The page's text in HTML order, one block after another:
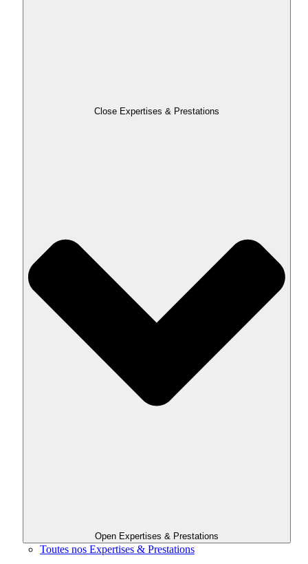
Close Expertises & Prestations
Open Expertises & Prestations
Toutes nos Expertises & Prestations